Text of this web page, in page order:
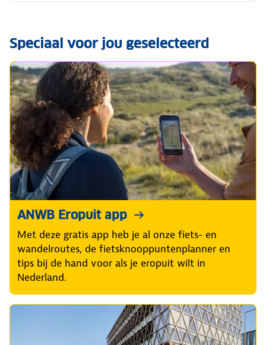
Speciaal voor jou geselecteerd
ANWB Eropuit app
Met deze gratis app heb je al onze fiets- en
wandelroutes, de fietsknooppuntenplanner en
tips bij de hand voor als je eropuit wilt in
Nederland.